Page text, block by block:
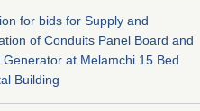
for bids for Supply and
of Conduits Panel Board and
Generator at Melamchi 15 Bed
Building